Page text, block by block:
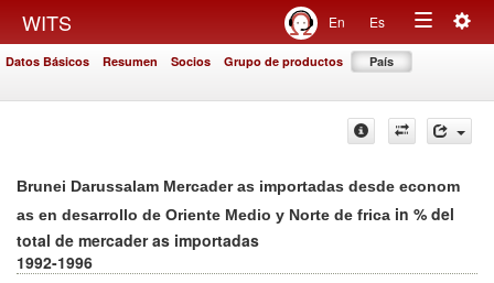
WITS En Es
Toggle
Datos Básicos Resumen Socios Grupo de productos País
Brunei Darussalam Mercader as importadas desde econom
as en desarrollo de Oriente Medio y Norte de frica in % del
total de mercader as importadas
1992-1996